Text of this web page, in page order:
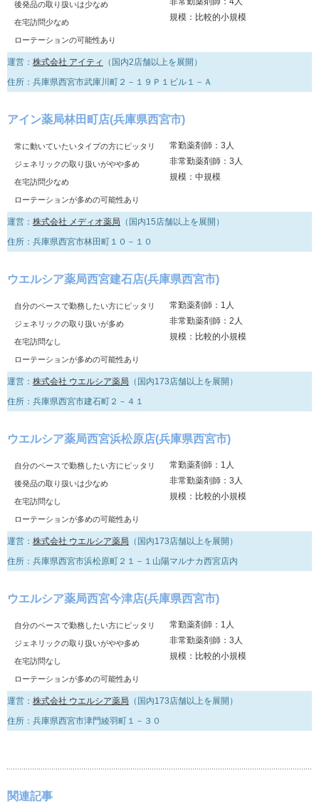
後発品の取り扱いは少なめ
在宅訪問少なめ
ローテーションの可能性あり
規模：比較的小規模
運営： 株式会社 アイティ
（国内2店舗以上を展開）
住所：兵庫県西宮市武庫川町２－１９Ｐ１ビル１－Ａ
アイン薬局林田町店(兵庫県西宮市)
常に動いていたいタイプの方にピッタリ
ジェネリックの取り扱いがやや多め
在宅訪問少なめ
ローテーションが多めの可能性あり
常勤薬剤師：3人
非常勤薬剤師：3人
規模：中規模
運営： 株式会社 メディオ薬局 （国内15店舗以上を展開）
住所：兵庫県西宮市林田町１０－１０
ウエルシア薬局西宮建石店(兵庫県西宮市)
自分のペースで勤務したい方にピッタリ
ジェネリックの取り扱いが多め
在宅訪問なし
ローテーションが多めの可能性あり
常勤薬剤師：1人
非常勤薬剤師：2人
規模：比較的小規模
運営： 株式会社 ウエルシア薬局 （国内173店舗以上を展開）
住所：兵庫県西宮市建石町２－４１
ウエルシア薬局西宮浜松原店(兵庫県西宮市)
自分のペースで勤務したい方にピッタリ
後発品の取り扱いは少なめ
在宅訪問なし
ローテーションが多めの可能性あり
常勤薬剤師：1人
非常勤薬剤師：3人
規模：比較的小規模
運営： 株式会社 ウエルシア薬局 （国内173店舗以上を展開）
住所：兵庫県西宮市浜松原町２１－１山陽マルナカ西宮店内
ウエルシア薬局西宮今津店(兵庫県西宮市)
自分のペースで勤務したい方にピッタリ
ジェネリックの取り扱いがやや多め
在宅訪問なし
ローテーションが多めの可能性あり
常勤薬剤師：1人
非常勤薬剤師：3人
規模：比較的小規模
運営： 株式会社 ウエルシア薬局 （国内173店舗以上を展開）
住所：兵庫県西宮市津門綾羽町１－３０
関連記事